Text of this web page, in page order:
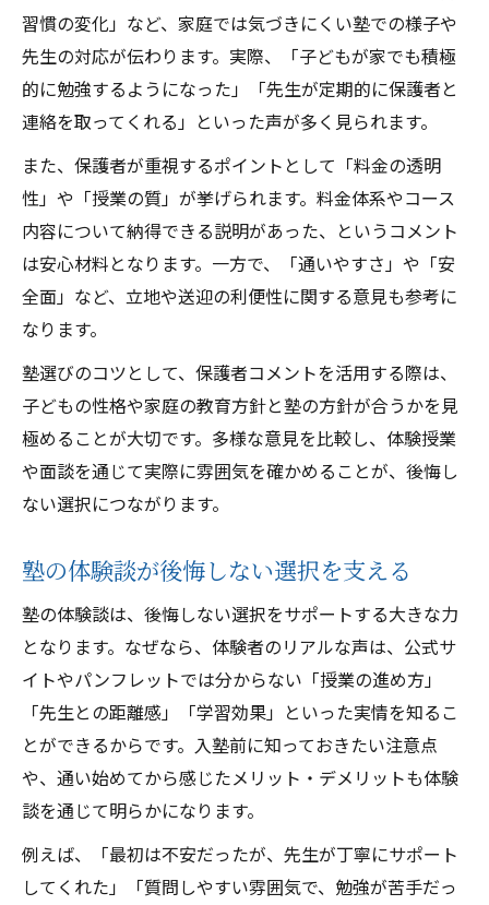
習慣の変化」など、家庭では気づきにくい塾での様子や
先生の対応が伝わります。実際、「子どもが家でも積極
的に勉強するようになった」「先生が定期的に保護者と
連絡を取ってくれる」といった声が多く見られます。
また、保護者が重視するポイントとして「料金の透明
性」や「授業の質」が挙げられます。料金体系やコース
内容について納得できる説明があった、というコメント
は安心材料となります。一方で、「通いやすさ」や「安
全面」など、立地や送迎の利便性に関する意見も参考に
なります。
塾選びのコツとして、保護者コメントを活用する際は、
子どもの性格や家庭の教育方針と塾の方針が合うかを見
極めることが大切です。多様な意見を比較し、体験授業
や面談を通じて実際に雰囲気を確かめることが、後悔し
ない選択につながります。
塾の体験談が後悔しない選択を支える
塾の体験談は、後悔しない選択をサポートする大きな力
となります。なぜなら、体験者のリアルな声は、公式サ
イトやパンフレットでは分からない「授業の進め方」
「先生との距離感」「学習効果」といった実情を知るこ
とができるからです。入塾前に知っておきたい注意点
や、通い始めてから感じたメリット・デメリットも体験
談を通じて明らかになります。
例えば、「最初は不安だったが、先生が丁寧にサポート
してくれた」「質問しやすい雰囲気で、勉強が苦手だっ